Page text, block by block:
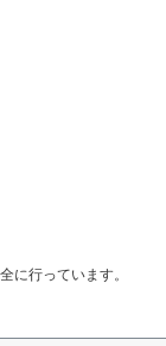
に行っています。